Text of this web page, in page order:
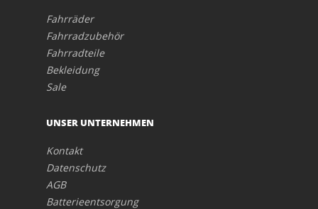
Fahrräder
Fahrradzubehör
Fahrradteile
Bekleidung
Sale
UNSER UNTERNEHMEN
Kontakt
Datenschutz
AGB
Batterieentsorgung